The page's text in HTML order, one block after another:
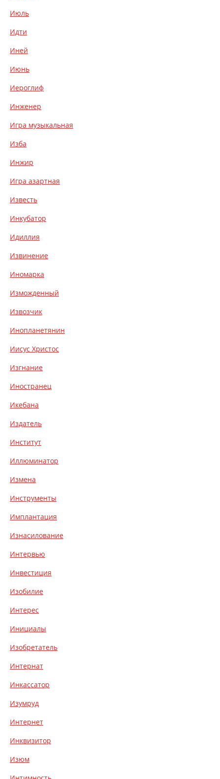
Июль
Идти
Иней
Июнь
Иероглиф
Инженер
Игра музыкальная
Изба
Инжир
Игра азартная
Известь
Инкубатор
Идиллия
Извинение
Иномарка
Изможденный
Извозчик
Инопланетянин
Иисус Христос
Изгнание
Иностранец
Икебана
Издатель
Институт
Иллюминатор
Измена
Инструменты
Имплантация
Изнасилование
Интервью
Инвестиция
Изобилие
Интерес
Инициалы
Изобретатель
Интернат
Инкассатор
Изумруд
Интернет
Инквизитор
Изюм